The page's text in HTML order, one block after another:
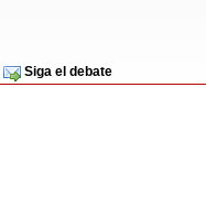
Siga el debate